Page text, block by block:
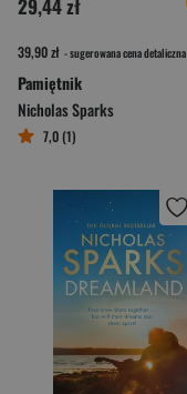
29,44 zł
39,90 zł - sugerowana cena detaliczna
Pamiętnik
Nicholas Sparks
7,0 (1)